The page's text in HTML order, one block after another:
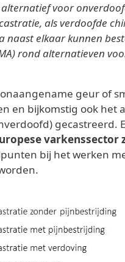
alternatief voor
als verdoofde
naast elkaar kunnen
rond alternatieven
geur of
en bijkomstig ook
gecastreerd.
varkenssector
bij het werken